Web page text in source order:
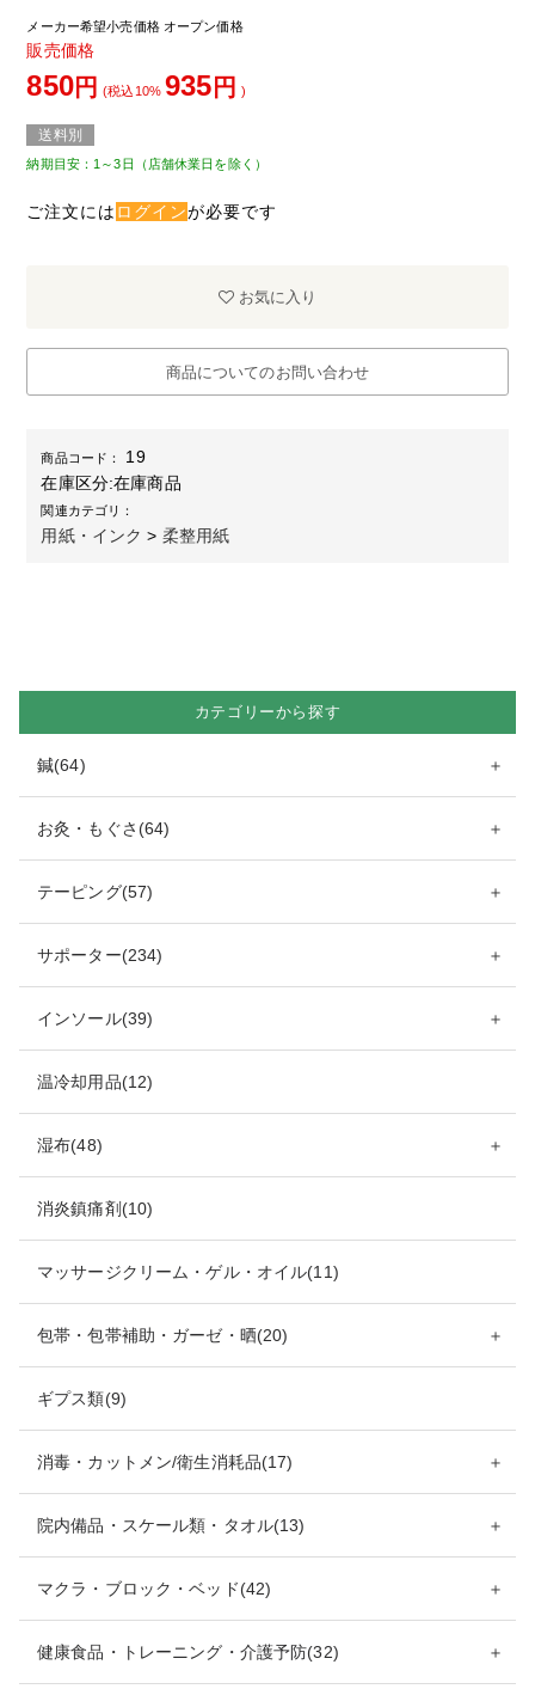
メーカー希望小売価格 オープン価格
販売価格
850円 (税込10% 935 円 )
送料別
納期目安：1～3日（店舗休業日を除く）
ご注文には ログインが必要です
お気に入り
商品についてのお問い合わせ
商品コード：
19
在庫区分:在庫商品
関連カテゴリ：
用紙・インク > 柔整用紙
カテゴリーから探す
鍼(64) ＋
お灸・もぐさ(64) ＋
テーピング(57) ＋
サポーター(234) ＋
インソール(39) ＋
温冷却用品(12)
湿布(48) ＋
消炎鎮痛剤(10)
マッサージクリーム・ゲル・オイル(11)
包帯・包帯補助・ガーゼ・晒(20) ＋
ギプス類(9)
消毒・カットメン/衛生消耗品(17) ＋
院内備品・スケール類・タオル(13) ＋
マクラ・ブロック・ベッド(42) ＋
健康食品・トレーニング・介護予防(32) ＋